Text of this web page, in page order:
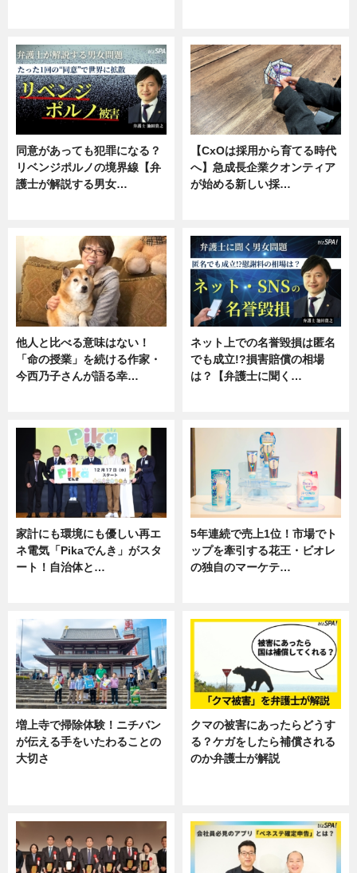
同意があっても犯罪になる？
リベンジポルノの境界線【弁
護士が解説する男女…
【CxOは採用から育てる時代
へ】急成長企業クオンティア
が始める新しい採…
他人と比べる意味はない！
「命の授業」を続ける作家・
今西乃子さんが語る幸…
ネット上での名誉毀損は匿名
でも成立!?損害賠償の相場
は？【弁護士に聞く…
家計にも環境にも優しい再エ
ネ電気「Pikaでんき」がスタ
ート！自治体と…
5年連続で売上1位！市場でト
ップを牽引する花王・ビオレ
の独自のマーケテ…
増上寺で掃除体験！ニチバン
が伝える手をいたわることの
大切さ
クマの被害にあったらどうす
る？ケガをしたら補償される
のか弁護士が解説